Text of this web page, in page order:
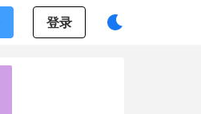
登录